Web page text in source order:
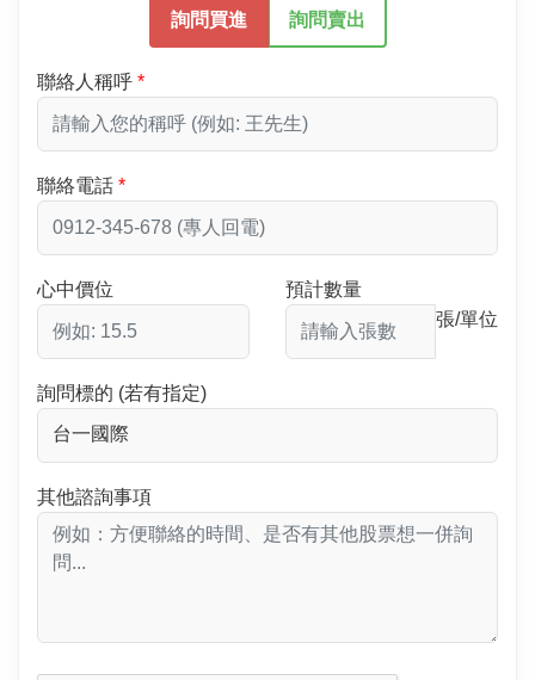
詢問買進 詢問賣出
聯絡人稱呼
聯絡電話
心中價位
預計數量
張/單位
詢問標的 (若有指定)
其他諮詢事項